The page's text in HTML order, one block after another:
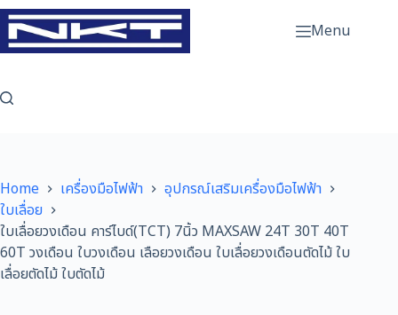
Skip
to
content
Menu
Home เครื่องมือไฟฟ้า
อุปกรณ์เสริมเครื่องมือไฟฟ้า
ใบเลื่อย
ใบเลื่อยวงเดือน คาร์ไบด์(TCT) 7นิ้ว MAXSAW 24T 30T 40T
60T วงเดือน ใบวงเดือน เลือยวงเดือน ใบเลื่อยวงเดือนตัดไม้ ใบ
เลื่อยตัดไม้ ใบตัดไม้